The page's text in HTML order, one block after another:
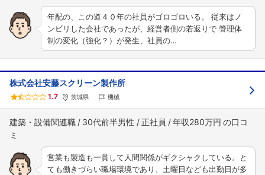
年配の、この道４０年の社員がゴロゴロいる。 従来はノ
ンビリした会社であったが、経営者側の若返りで 管理体
制の変化（強化？）が発生、社員の…
株式会社安藤スクリーン製作所
1.7 茨城県 機械
建築・設備関連職 30代前半男性 正社員 年収280万円
営業も製造も一貫して人間関係がギクシャクしている。と
ても働きづらい職場環境であり、土曜日なども出勤日が多